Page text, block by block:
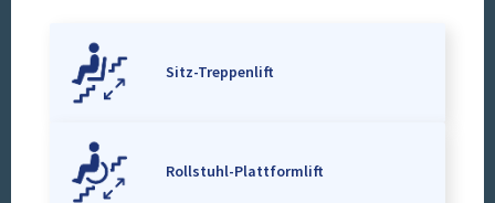
Sitz-Treppenlift
Rollstuhl-Plattformlift